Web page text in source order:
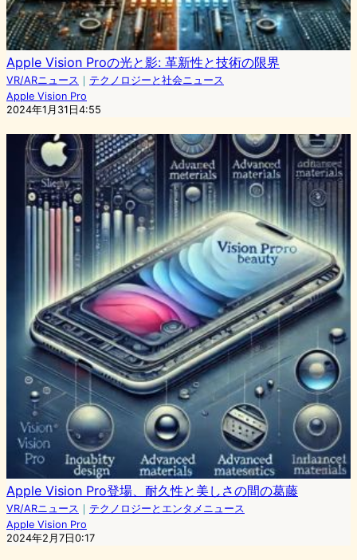
Apple Vision Proの光と影: 革新性と技術の限界
VR/ARニュース ｜ テクノロジーと社会ニュース
Apple Vision Pro
2024年1月31日4:55
Apple Vision Pro登場、耐久性と美しさの間の葛藤
VR/ARニュース ｜ テクノロジーとエンタメニュース
Apple Vision Pro
2024年2月7日0:17